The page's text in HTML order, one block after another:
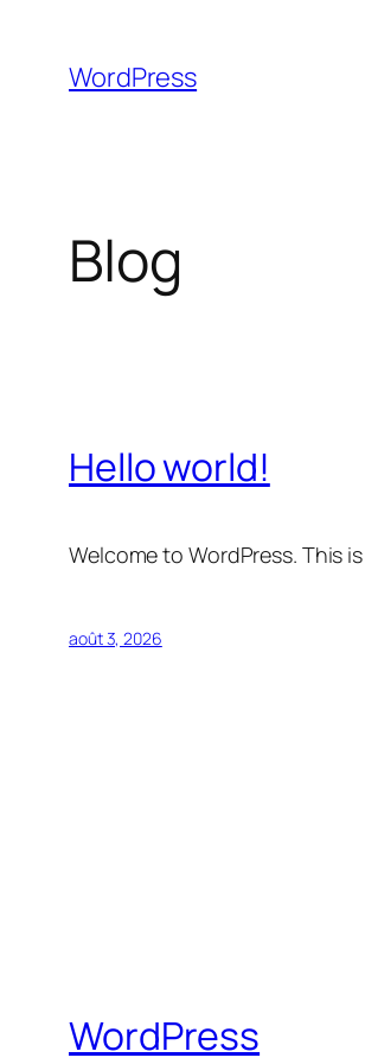
contenu
WordPress
Blog
Hello world!
Welcome to WordPress. This
août 3, 2026
WordPress